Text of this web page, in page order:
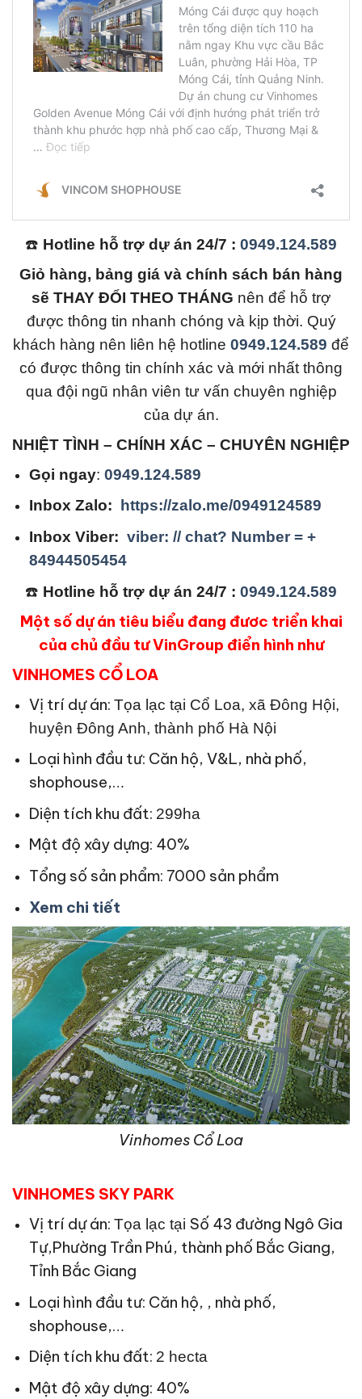
☎️ Hotline hỗ trợ dự án 24/7 : 0949.124.589
Giỏ hàng, bảng giá và chính sách bán hàng
sẽ THAY ĐỔI THEO THÁNG nên để hỗ trợ
được thông tin nhanh chóng và kịp thời. Quý
khách hàng nên liên hệ hotline 0949.124.589 để
có được thông tin chính xác và mới nhất thông
qua đội ngũ nhân viên tư vấn chuyên nghiệp
của dự án.
NHIỆT TÌNH – CHÍNH XÁC – CHUYÊN NGHIỆP
Gọi ngay: 0949.124.589
Inbox Zalo:
https://zalo.me/0949124589
Inbox Viber: viber: // chat? Number = +
84944505454
☎️ Hotline hỗ trợ dự án 24/7 : 0949.124.589
Một số dự án tiêu biểu đang đươc triển khai
của chủ đầu tư VinGroup điển hình như
VINHOMES CỔ LOA
Vị trí dự án: Tọa lạc tại Cổ Loa, xã Đông Hội,
huyện Đông Anh, thành phố Hà Nội
Loại hình đầu tư: Căn hộ, V&L, nhà phố,
shophouse,…
Diện tích khu đất: 299ha
Mật độ xây dựng: 40%
Tổng số sản phẩm: 7000 sản phẩm
Xem chi tiết
Vinhomes Cổ Loa
VINHOMES SKY PARK
Vị trí dự án: Tọa lạc tại Số 43 đường Ngô Gia
Tự,Phường Trần Phú, thành phố Bắc Giang,
Tỉnh Bắc Giang
Loại hình đầu tư: Căn hộ, , nhà phố,
shophouse,…
Diện tích khu đất: 2 hecta
Mật độ xây dựng: 40%